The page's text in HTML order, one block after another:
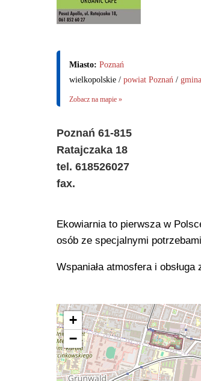
Miasto: Poznań
wielkopolskie / powiat Poznań /
Zobacz na mapie »
Poznań 61-815
Ratajczaka 18
tel. 618526027
fax.
Ekowiarnia to pierwsza w
osób ze specjalnymi
Wspaniała atmosfera i
+
−